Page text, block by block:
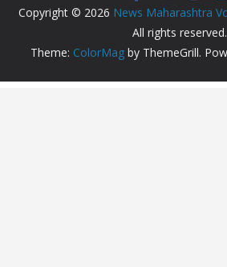
Copyright © 2026 News Maharashtra
All rights reserved.
Theme: ColorMag by ThemeGrill.